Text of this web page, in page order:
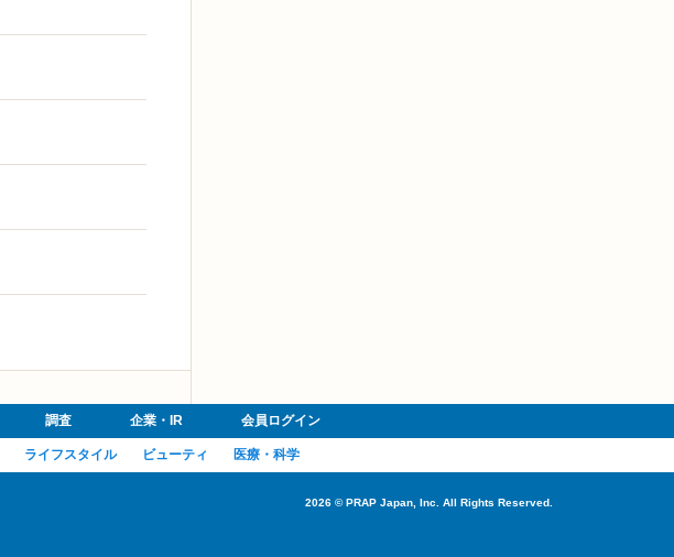
調査 企業・IR 会員ログイン
ライフスタイル ビューティ 医療・科学
2026 ©PRAP Japan, Inc. All Rights Reserved.